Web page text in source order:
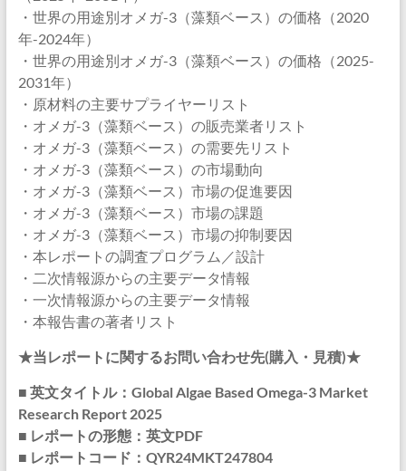
・世界の用途別オメガ-3（藻類ベース）の価格（2020
年-2024年）
・世界の用途別オメガ-3（藻類ベース）の価格（2025-
2031年）
・原材料の主要サプライヤーリスト
・オメガ-3（藻類ベース）の販売業者リスト
・オメガ-3（藻類ベース）の需要先リスト
・オメガ-3（藻類ベース）の市場動向
・オメガ-3（藻類ベース）市場の促進要因
・オメガ-3（藻類ベース）市場の課題
・オメガ-3（藻類ベース）市場の抑制要因
・本レポートの調査プログラム／設計
・二次情報源からの主要データ情報
・一次情報源からの主要データ情報
・本報告書の著者リスト
★当レポートに関するお問い合わせ先(購入・見積)★
■ 英文タイトル：Global Algae Based Omega-3 Market
Research Report 2025
■ レポートの形態：英文PDF
■ レポートコード：QYR24MKT247804